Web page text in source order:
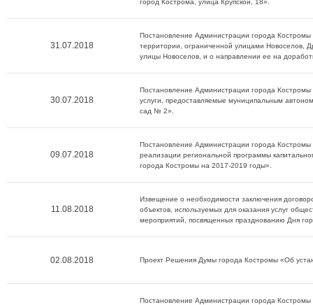
город Кострома, улица Крупской, 18».
31.07.2018
Постановление Администрации города
территории, ограниченной улицами Новоселов,
улицы Новоселов, и о направлении ее на
30.07.2018
Постановление Администрации города
услуги, предоставляемые муниципальным
сад № 2».
09.07.2018
Постановление Администрации города
реализации региональной программы
города Костромы на 2017-2019 годы».
11.08.2018
Извещение о необходимости заключения
объектов, используемых для оказания услуг
мероприятий, посвященных празднованию Дня
02.08.2018 Проект Решения Думы города Костромы «Об
Постановление Администрации города